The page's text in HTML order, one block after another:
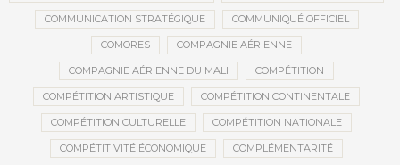
COMMUNICATION STRATÉGIQUE COMMUNIQUÉ OFFICIEL
COMORES COMPAGNIE AÉRIENNE
COMPAGNIE AÉRIENNE DU MALI COMPÉTITION
COMPÉTITION ARTISTIQUE COMPÉTITION CONTINENTALE
COMPÉTITION CULTURELLE COMPÉTITION NATIONALE
COMPÉTITIVITÉ ÉCONOMIQUE COMPLÉMENTARITÉ